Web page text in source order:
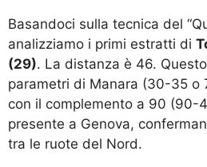
Basandoci sulla tecnica del
analizziamo i primi estratti di
(29). La distanza è 46.
parametri di Manara (30-35 o
con il complemento a 90 (90-
presente a Genova,
tra le ruote del Nord.